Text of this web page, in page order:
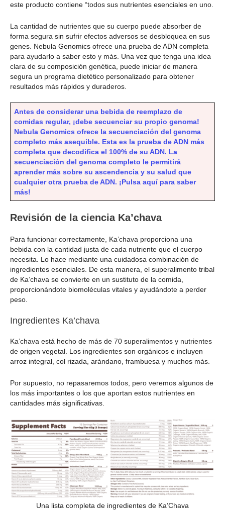
este producto contiene “todos sus nutrientes esenciales en uno.
La cantidad de nutrientes que su cuerpo puede absorber de
forma segura sin sufrir efectos adversos se desbloquea en sus
genes. Nebula Genomics ofrece una prueba de ADN completa
para ayudarlo a saber esto y más. Una vez que tenga una idea
clara de su composición genética, puede iniciar de manera
segura un programa dietético personalizado para obtener
resultados más rápidos y duraderos.
Antes de considerar una bebida de reemplazo de
comidas regular, ¡debe secuenciar su propio genoma!
Nebula Genomics ofrece la secuenciación del genoma
completo más asequible. Esta es la prueba de ADN más
completa que decodifica el 100% de su ADN. La
secuenciación del genoma completo le permitirá
aprender más sobre su ascendencia y su salud que
cualquier otra prueba de ADN. ¡Pulsa aquí para saber
más!
Revisión de la ciencia Ka’chava
Para funcionar correctamente, Ka’chava proporciona una
bebida con la cantidad justa de cada nutriente que el cuerpo
necesita. Lo hace mediante una cuidadosa combinación de
ingredientes esenciales. De esta manera, el superalimento tribal
de Ka’chava se convierte en un sustituto de la comida,
proporcionándote biomoléculas vitales y ayudándote a perder
peso.
Ingredientes Ka’chava
Ka’chava está hecho de más de 70 superalimentos y nutrientes
de origen vegetal. Los ingredientes son orgánicos e incluyen
arroz integral, col rizada, arándano, frambuesa y muchos más.
Por supuesto, no repasaremos todos, pero veremos algunos de
los más importantes o los que aportan estos nutrientes en
cantidades más significativas.
Una lista completa de ingredientes de Ka’Chava